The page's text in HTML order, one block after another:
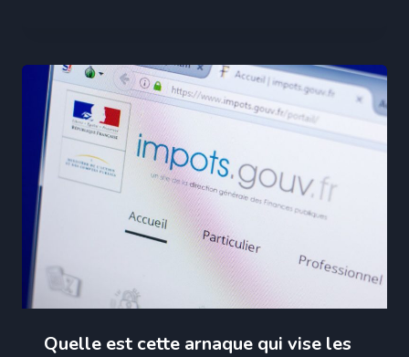
Quelle est cette arnaque qui vise les